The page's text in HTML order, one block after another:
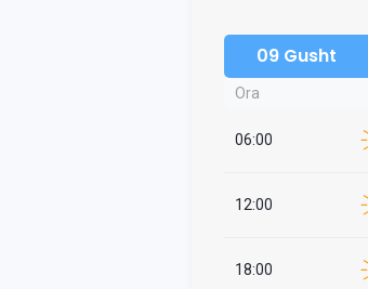
09 Gusht
Ora
06:00
12:00
18:00